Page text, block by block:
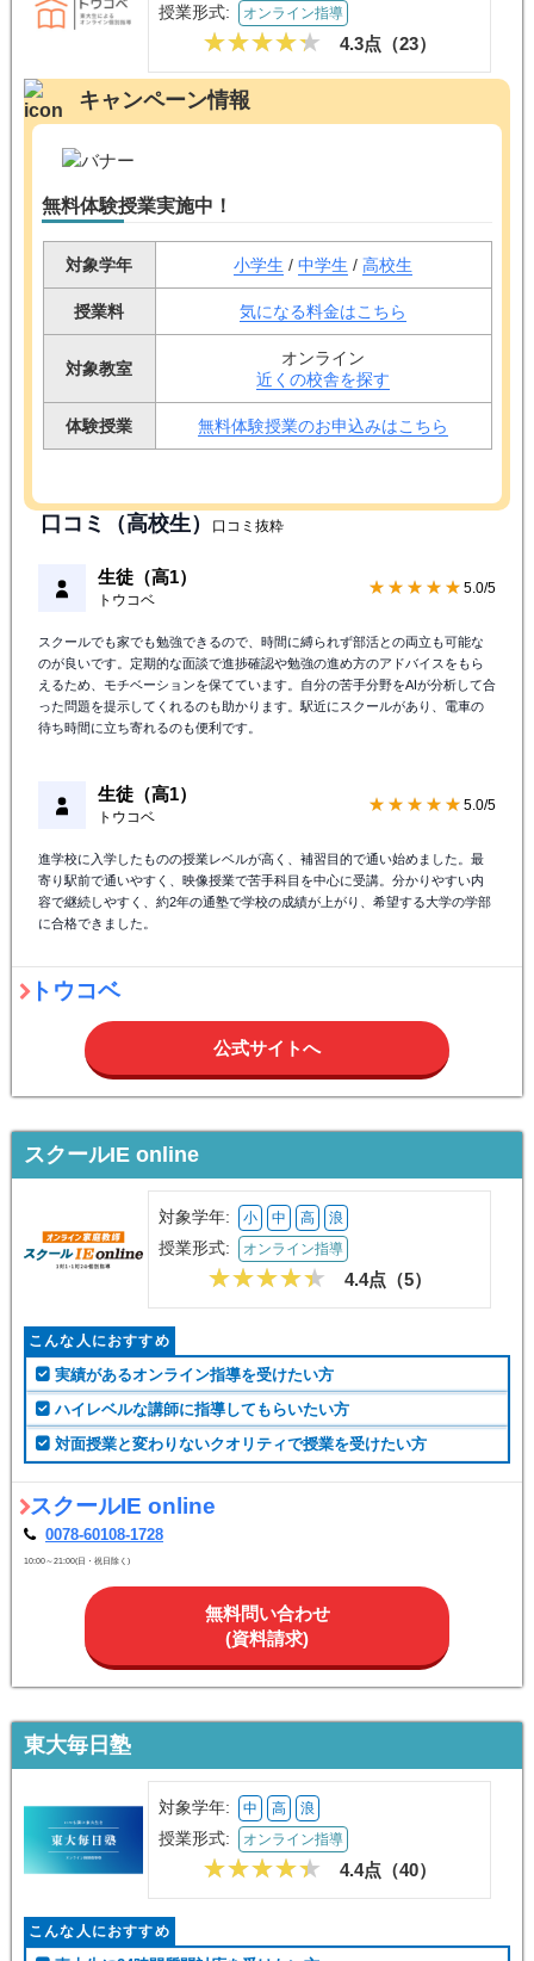
授業形式: オンライン指導
4.3点（23）
キャンペーン情報
無料体験授業実施中！
対象学年 小学生 / 中学生 / 高校生
授業料 気になる料金はこちら
対象教室
オンライン
近くの校舎を探す
体験授業 無料体験授業のお申込みはこちら
口コミ（高校生） 口コミ抜粋
生徒（高1）
トウコベ
★★★★★ 5.0/5
スクールでも家でも勉強できるので、時間に縛られず部活との両立も可能な
のが良いです。定期的な面談で進捗確認や勉強の進め方のアドバイスをもら
えるため、モチベーションを保てています。自分の苦手分野をAIが分析して合
った問題を提示してくれるのも助かります。駅近にスクールがあり、電車の
待ち時間に立ち寄れるのも便利です。
生徒（高1）
トウコベ
★★★★★ 5.0/5
進学校に入学したものの授業レベルが高く、補習目的で通い始めました。最
寄り駅前で通いやすく、映像授業で苦手科目を中心に受講。分かりやすい内
容で継続しやすく、約2年の通塾で学校の成績が上がり、希望する大学の学部
に合格できました。
トウコベ
公式サイトへ
スクールIE online
対象学年: 小 中 高 浪
授業形式: オンライン指導
4.4点（5）
こんな人におすすめ
実績があるオンライン指導を受けたい方
ハイレベルな講師に指導してもらいたい方
対面授業と変わりないクオリティで授業を受けたい方
スクールIE online
0078-60108-1728
10:00～21:00(日・祝日除く)
無料問い合わせ
(資料請求)
東大毎日塾
対象学年: 中 高 浪
授業形式: オンライン指導
4.4点（40）
こんな人におすすめ